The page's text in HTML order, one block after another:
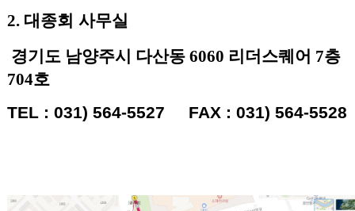
2. 대종회 사무실
경기도 남양주시 다산동 6060 리더스퀘어 7층
704호
TEL : 031) 564-5527 FAX : 031) 564-5528